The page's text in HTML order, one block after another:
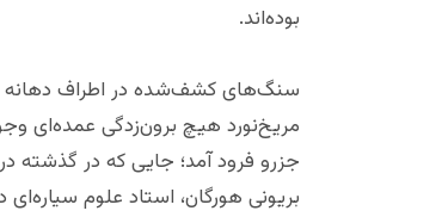
بوده‌اند.
سنگ‌های کشف‌شده در اطراف دهانه
جزرو فرود آمد؛ جایی که در گذشته
بریونی هورگان، استاد علوم